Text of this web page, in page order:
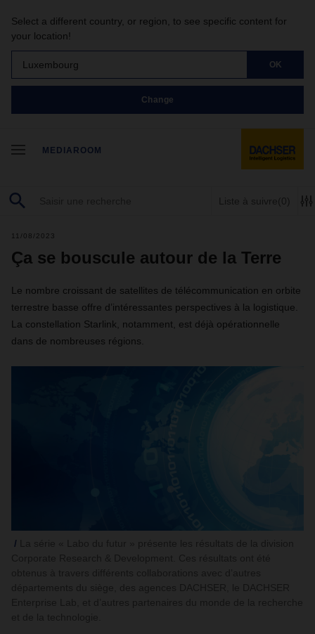
Select a different country, or region, to see specific content for
your location!
Luxembourg OK
Change
MEDIAROOM
Liste à suivre(0)
11/08/2023
Ça se bouscule autour de la Terre
Le nombre croissant de satellites de télécommunication en orbite
terrestre basse offre d’intéressantes perspectives à la logistique.
La constellation Starlink, notamment, est déjà opérationnelle
dans de nombreuses régions.